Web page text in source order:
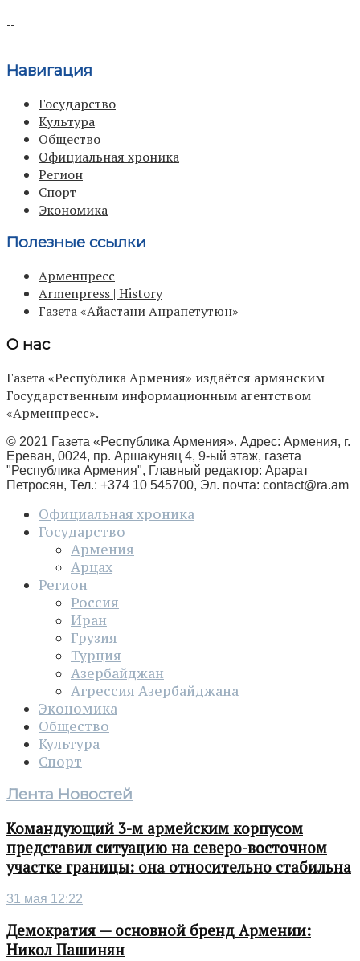
Навигация
Государство
Культура
Общество
Официальная хроника
Регион
Спорт
Экономика
Полезные ссылки
Арменпресс
Armenpress | History
Газета «Айастани Анрапетутюн»
О нас
Газета «Республика Армения» издаётся армянским
Государственным информационным агентством
«Арменпресс».
© 2021 Газета «Республика Армения». Адрес: Армения, г.
Ереван, 0024, пр. Аршакуняц 4, 9-ый этаж, газета
"Республика Армения", Главный редактор: Арарат
Петросян, Тел.: +374 10 545700, Эл. почта: contact@ra.am
Официальная хроника
Государство
Армения
Арцах
Регион
Россия
Иран
Грузия
Турция
Азербайджан
Агрессия Азербайджана
Экономика
Общество
Культура
Спорт
Лента Новостей
Командующий 3-м армейским корпусом
представил ситуацию на северо-восточном
участке границы: она относительно стабильна
31 мая 12:22
Демократия — основной бренд Армении:
Никол Пашинян